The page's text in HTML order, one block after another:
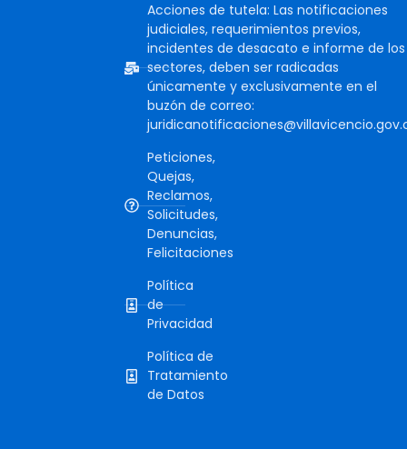
Acciones de tutela: Las notificaciones
judiciales, requerimientos previos,
incidentes de desacato e informe de los
sectores, deben ser radicadas
únicamente y exclusivamente en el
buzón de correo:
Peticiones,
Quejas,
Reclamos,
Solicitudes,
Denuncias,
Felicitaciones
Política
de
Privacidad
Política de
Tratamiento
de Datos